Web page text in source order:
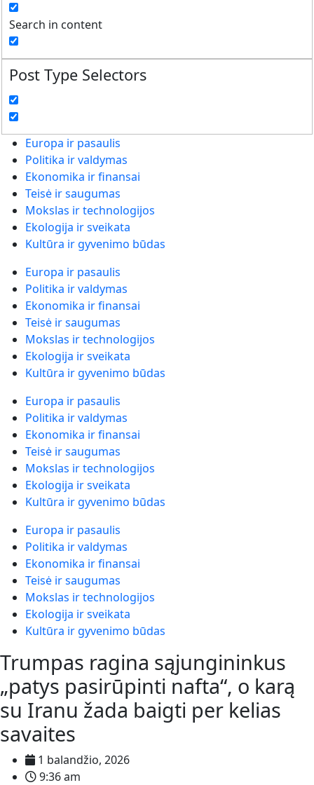
Search in content
Post Type Selectors
Europa ir pasaulis
Politika ir valdymas
Ekonomika ir finansai
Teisė ir saugumas
Mokslas ir technologijos
Ekologija ir sveikata
Kultūra ir gyvenimo būdas
Europa ir pasaulis
Politika ir valdymas
Ekonomika ir finansai
Teisė ir saugumas
Mokslas ir technologijos
Ekologija ir sveikata
Kultūra ir gyvenimo būdas
Europa ir pasaulis
Politika ir valdymas
Ekonomika ir finansai
Teisė ir saugumas
Mokslas ir technologijos
Ekologija ir sveikata
Kultūra ir gyvenimo būdas
Europa ir pasaulis
Politika ir valdymas
Ekonomika ir finansai
Teisė ir saugumas
Mokslas ir technologijos
Ekologija ir sveikata
Kultūra ir gyvenimo būdas
Trumpas ragina sąjungininkus
„patys pasirūpinti nafta“, o karą
su Iranu žada baigti per kelias
savaites
1 balandžio, 2026
9:36 am